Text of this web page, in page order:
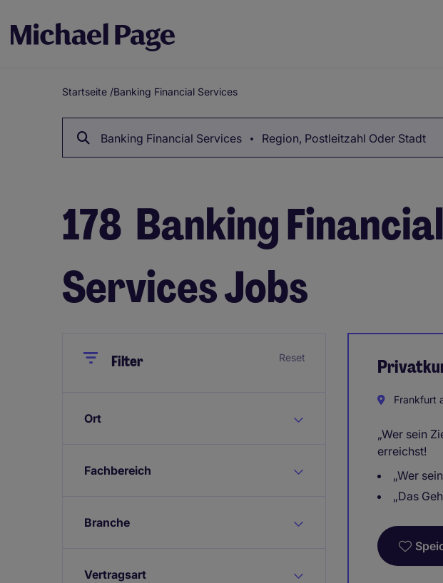
Breadcrumb
Startseite /Banking Financial Services
Banking Financial Services Region, Postleitzahl Oder Stadt
178 Banking Financial
Services Jobs
CloseFilter Reset
Ort
Fachbereich
Branche
Vertragsart
Frankfurt
„Wer sein
erreichst!
„Wer
„Das